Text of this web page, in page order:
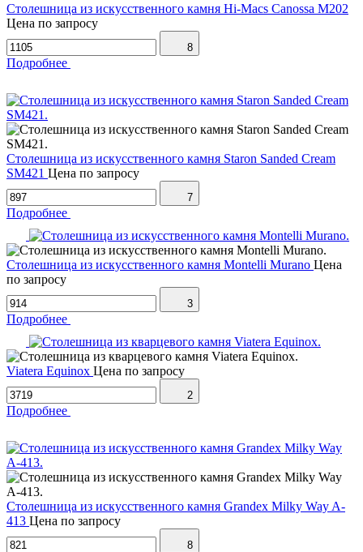
Столешница из искусственного камня Hi-Macs Canossa M202
Цена по запросу
8
Подробнее
Столешница из искусственного камня Staron Sanded Cream
SM421 Цена по запросу
7
Подробнее
Столешница из искусственного камня Montelli Murano Цена
по запросу
3
Подробнее
Viatera Equinox Цена по запросу
2
Подробнее
Столешница из искусственного камня Grandex Milky Way A-
413 Цена по запросу
8